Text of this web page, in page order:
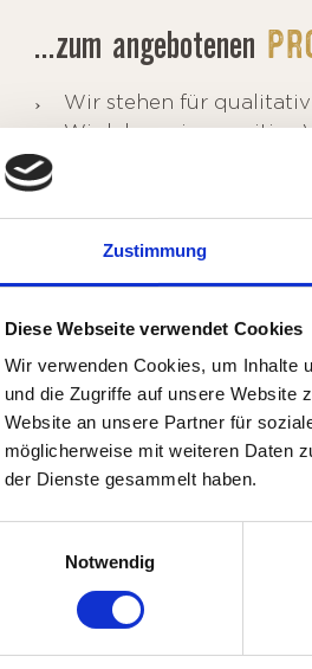
Zustimmung
Diese Webseite verwendet Cookies
Wir verwenden Cookies, um Inhalte
und die Zugriffe auf unsere Website
Website an unsere Partner für
möglicherweise mit weiteren Daten
der Dienste gesammelt haben.
Notwendig
...zum angebotenen
Wir stehen für
Wir leben eine positive